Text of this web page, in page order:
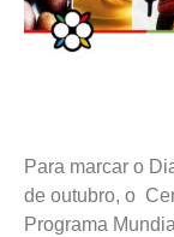
Para marcar o
de outubro, o
Programa